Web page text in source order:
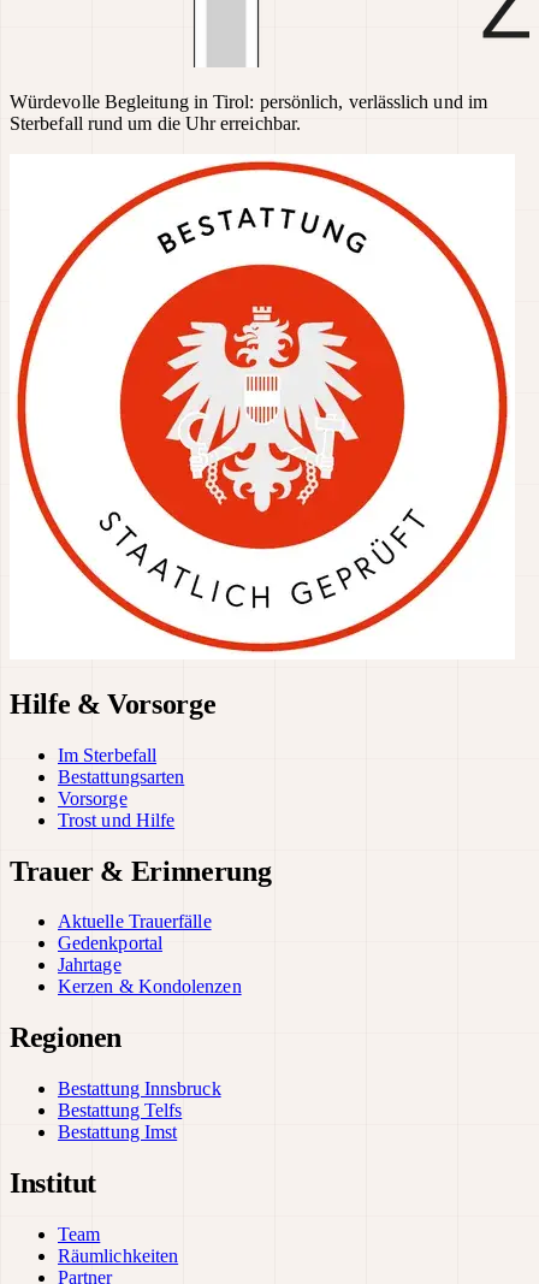
Würdevolle Begleitung in Tirol: persönlich, verlässlich und im
Sterbefall rund um die Uhr erreichbar.
Hilfe & Vorsorge
Im Sterbefall
Bestattungsarten
Vorsorge
Trost und Hilfe
Trauer & Erinnerung
Aktuelle Trauerfälle
Gedenkportal
Jahrtage
Kerzen & Kondolenzen
Regionen
Bestattung Innsbruck
Bestattung Telfs
Bestattung Imst
Institut
Team
Räumlichkeiten
Partner